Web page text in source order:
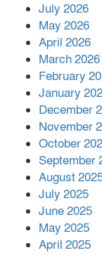
July 2026
May 2026
April 2026
March 2026
February
January
December
November
October
September
August
July 2025
June 2025
May 2025
April 2025